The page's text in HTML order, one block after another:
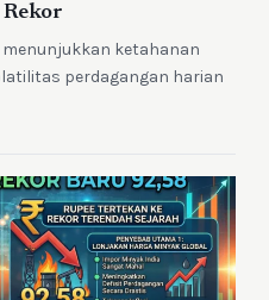
menunjukkan ketahanan
perdagangan harian